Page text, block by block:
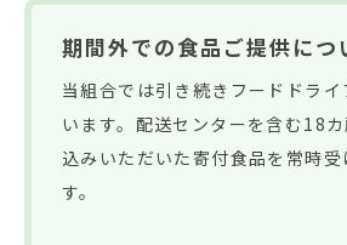
期間外での食品ご提供につ
当組合では引き続きフードドライ
います。配送センターを含む18
込みいただいた寄付食品を常時受
す。